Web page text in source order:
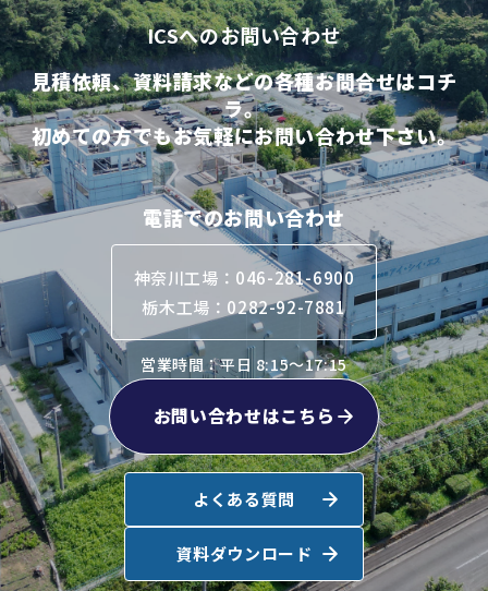
ICSへのお問い合わせ
見積依頼、資料請求などの各種お問合せはコチ
ラ。
初めての方でもお気軽にお問い合わせ下さい。
電話でのお問い合わせ
神奈川工場：046-281-6900
栃木工場：0282-92-7881
営業時間：平日 8:15～17:15
お問い合わせはこちら
よくある質問
資料ダウンロード